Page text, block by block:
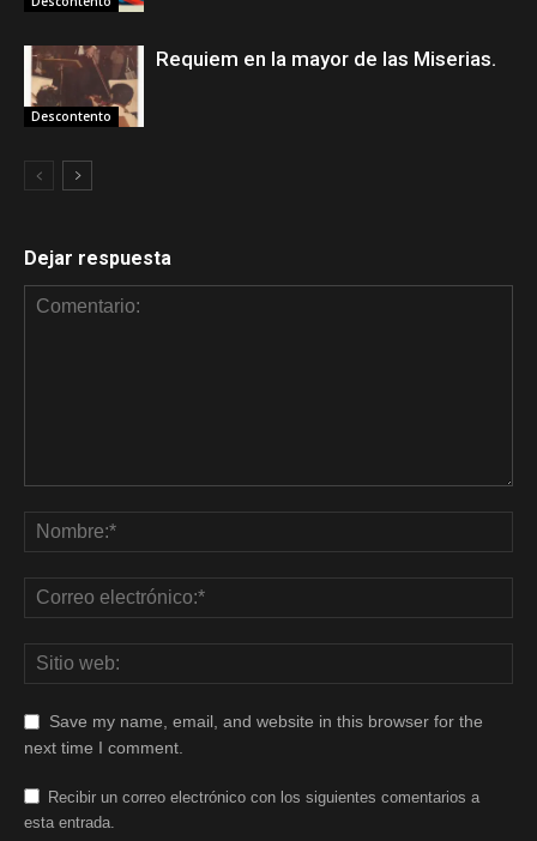
Descontento
Requiem en la mayor de las Miserias.
Dejar respuesta
Save my name, email, and website in this browser for the
next time I comment.
Recibir un correo electrónico con los siguientes comentarios a
esta entrada.